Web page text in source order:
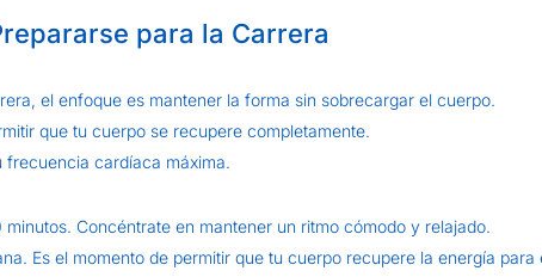
para la Carrera
el enfoque es mantener la forma sin sobrecargar el cuerpo.
que tu cuerpo se recupere completamente.
frecuencia cardíaca máxima.
Concéntrate en mantener un ritmo cómodo y relajado.
Es el momento de permitir que tu cuerpo recupere la energía para